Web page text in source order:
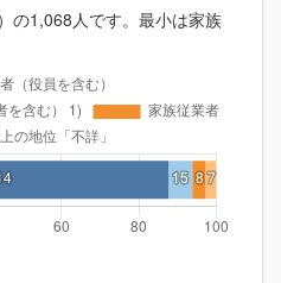
の1,068人です。最小は家族